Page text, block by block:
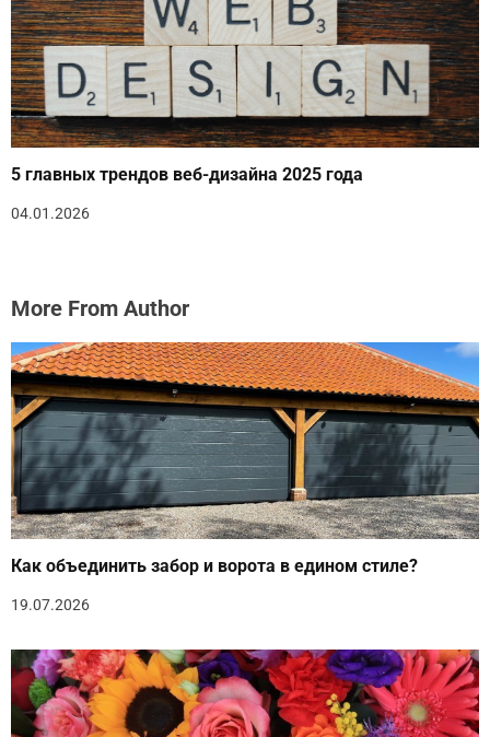
5 главных трендов веб-дизайна 2025 года
04.01.2026
More From Author
Как объединить забор и ворота в едином стиле?
19.07.2026